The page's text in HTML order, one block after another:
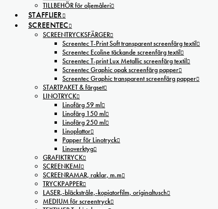
TILLBEHÖR för oljemåleri
STAFFLIER
SCREENTEC
SCREENTRYCKSFÄRGER
Screentec T-Print Soft transparent screenfärg textil
Screentec Ecoline täckande screenfärg textil
Screentec T-print Lux Metallic screenfärg textil
Screentec Graphic opak screenfärg papper
Screentec Graphic transparent screenfärg papper
STARTPAKET & färgset
LINOTRYCK
Linofärg 59 ml
Linofärg 150 ml
Linofärg 250 ml
Linoplattor
Papper för Linotryck
Linoverktyg
GRAFIKTRYCK
SCREENKEMI
SCREENRAMAR, raklar, m.m
TRYCKPAPPER
LASER,-bläckstråle,-kopiatorfilm, oríginaltusch
MEDIUM för screentryck